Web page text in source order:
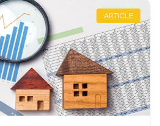
ARTICLE